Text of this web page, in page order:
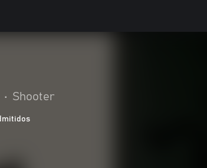
• Shooter